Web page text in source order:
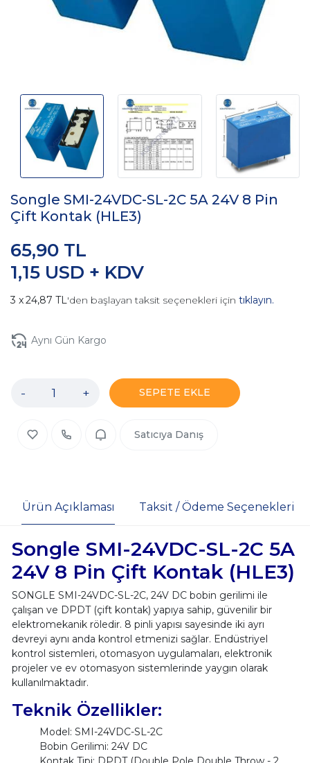
Songle SMI-24VDC-SL-2C 5A 24V 8 Pin
Çift Kontak (HLE3)
1,15 USD + KDV
65,90 TL
24,87 TL'den başlayan taksit seçenekleri için tıklayın.
Aynı Gün Kargo
- + SEPETE EKLE
Satıcıya Danış
Ürün Açıklaması Taksit / Ödeme Seçenekleri
Songle SMI-24VDC-SL-2C 5A
24V 8 Pin Çift Kontak (HLE3)
SONGLE SMI-24VDC-SL-2C, 24V DC bobin gerilimi ile
çalışan ve DPDT (çift kontak) yapıya sahip, güvenilir bir
elektromekanik röledir. 8 pinli yapısı sayesinde iki ayrı
devreyi aynı anda kontrol etmenizi sağlar. Endüstriyel
kontrol sistemleri, otomasyon uygulamaları, elektronik
projeler ve ev otomasyon sistemlerinde yaygın olarak
kullanılmaktadır.
Teknik Özellikler:
Model: SMI-24VDC-SL-2C
Bobin Gerilimi: 24V DC